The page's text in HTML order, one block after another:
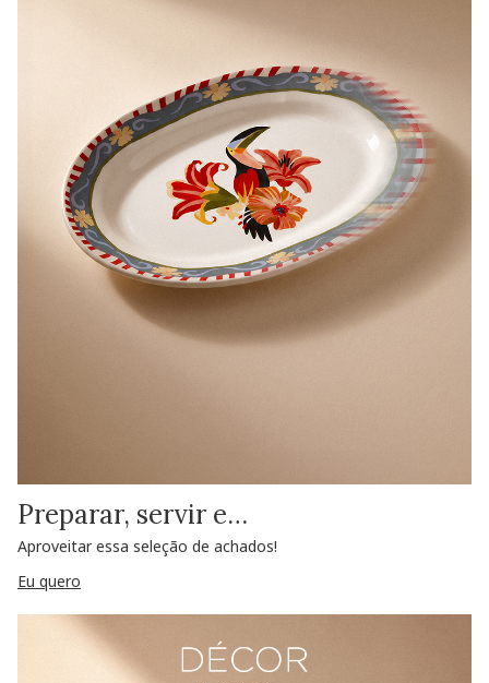
Preparar, servir e…
Aproveitar essa seleção de achados!
Eu quero